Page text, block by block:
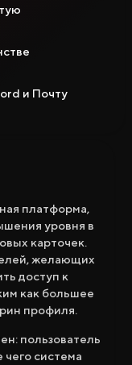
и Почту
платформа,
уровня в
карточек.
желающих
доступ к
как большее
профиля.
пользователь
система